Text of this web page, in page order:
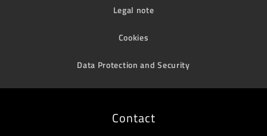
Legal note
Cookies
Data Protection and Security
Contact